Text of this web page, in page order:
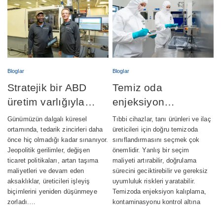
Bloglar
Stratejik bir ABD
üretim varlığıyla
tedarik zincirlerini
güçlendirmek
Günümüzün dalgalı küresel
ortamında, tedarik zincirleri daha
önce hiç olmadığı kadar sınanıyor.
Jeopolitik gerilimler, değişen
ticaret politikaları, artan taşıma
maliyetleri ve devam eden
aksaklıklar, üreticileri işleyiş
biçimlerini yeniden düşünmeye
zorladı.…
Bloglar
Temiz oda
enjeksiyon
kalıplama: Sınıf 7 ve
Sınıf 8 –
Aralarındaki fark
nedir?
Tıbbi cihazlar, tanı ürünleri ve ilaç
üreticileri için doğru temizoda
sınıflandırmasını seçmek çok
önemlidir. Yanlış bir seçim
maliyeti artırabilir, doğrulama
sürecini geciktirebilir ve gereksiz
uyumluluk riskleri yaratabilir.
Temizoda enjeksiyon kalıplama,
kontaminasyonu kontrol altına